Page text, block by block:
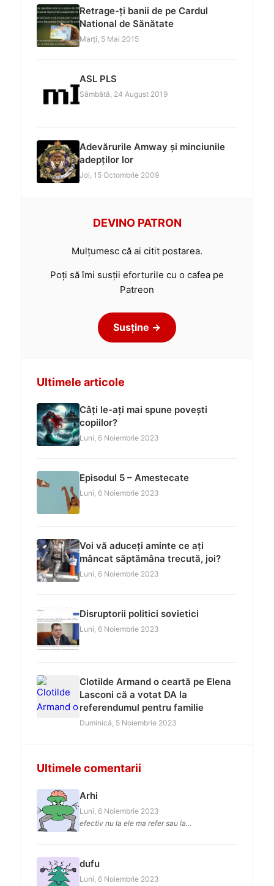
Retrage-ți banii de pe Cardul
National de Sănătate
Marți, 5 Mai 2015
ASL PLS
Sâmbătă, 24 August 2019
Adevărurile Amway și minciunile
adepților lor
Joi, 15 Octombrie 2009
DEVINO PATRON
Mulțumesc că ai citit postarea.
Poți să îmi susții eforturile cu o cafea pe
Patreon
Susține →
Ultimele articole
Câți le-ați mai spune povești
copiilor?
Luni, 6 Noiembrie 2023
Episodul 5 – Amestecate
Luni, 6 Noiembrie 2023
Voi vă aduceți aminte ce ați
mâncat săptămâna trecută, joi?
Luni, 6 Noiembrie 2023
Disruptorii politici sovietici
Luni, 6 Noiembrie 2023
Clotilde Armand o ceartă pe Elena
Lasconi că a votat DA la
referendumul pentru familie
Duminică, 5 Noiembrie 2023
Ultimele comentarii
Arhi
Luni, 6 Noiembrie 2023
efectiv nu la ele ma refer sau la...
dufu
Luni, 6 Noiembrie 2023